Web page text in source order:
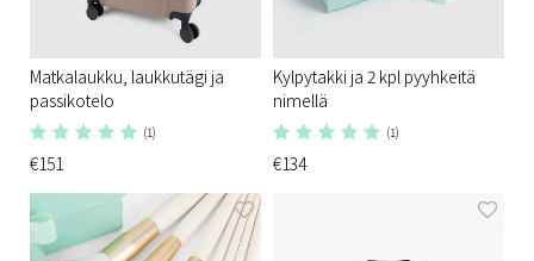
Matkalaukku, laukkutägi ja
passikotelo
(1)
€151
Kylpytakki ja 2 kpl pyyhkeitä
nimellä
(1)
€134